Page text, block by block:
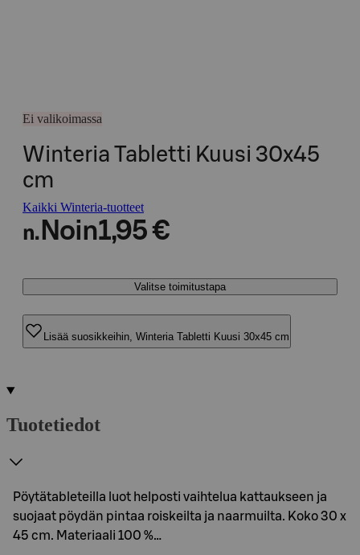
Ei valikoimassa
Winteria Tabletti Kuusi 30x45
cm
Kaikki Winteria-tuotteet
n. Noin1,95 €
Valitse toimitustapa
Lisää suosikkeihin, Winteria Tabletti Kuusi 30x45 cm
Tuotetiedot
Pöytätableteilla luot helposti vaihtelua kattaukseen ja
suojaat pöydän pintaa roiskeilta ja naarmuilta. Koko 30 x
45 cm. Materiaali 100 %…